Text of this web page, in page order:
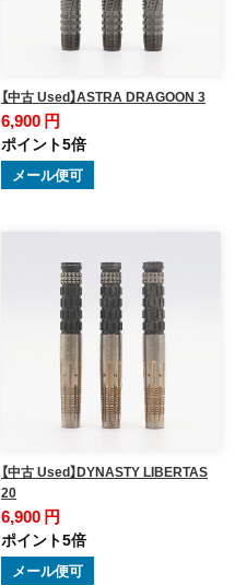
【中古 Used】ASTRA DRAGOON 3
6,900 円
ポイント5倍
メール便可
【中古 Used】DYNASTY LIBERTAS
20
6,900 円
ポイント5倍
メール便可